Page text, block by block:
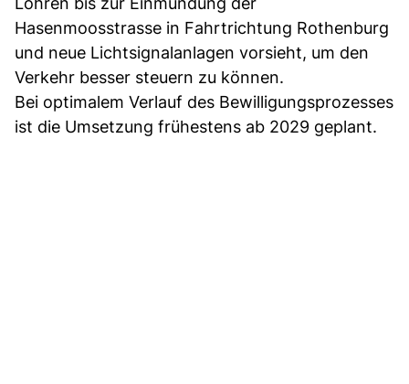
Hasenmoosstrasse in Fahrtrichtung Rothenburg
und neue Lichtsignalanlagen vorsieht, um den
Verkehr besser steuern zu können.
Bei optimalem Verlauf des Bewilligungsprozesses
ist die Umsetzung frühestens ab 2029 geplant.